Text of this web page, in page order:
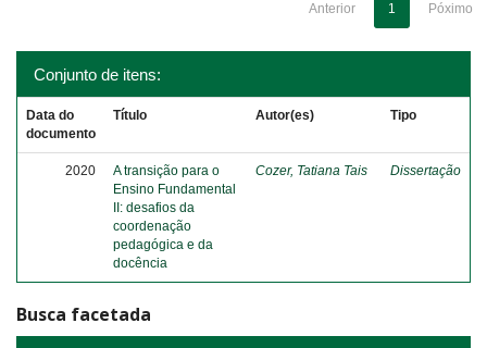
Anterior 1 Póximo
Conjunto de itens:
Data do
documento
Título Autor(es) Tipo
2020
A transição para o
Ensino Fundamental
II: desafios da
coordenação
pedagógica e da
docência
Cozer, Tatiana Tais Dissertação
Busca facetada